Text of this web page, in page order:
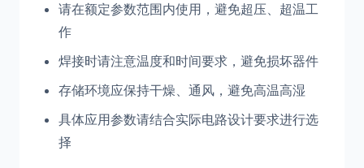
请在额定参数范围内使用，避免超压、超温工
作
焊接时请注意温度和时间要求，避免损坏器件
存储环境应保持干燥、通风，避免高温高湿
具体应用参数请结合实际电路设计要求进行选
择